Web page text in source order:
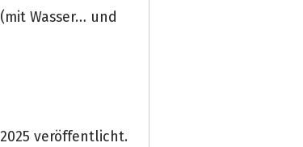
Wasser… und
veröffentlicht.Spendenempfänger